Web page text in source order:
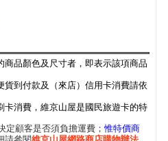
品顏色及尺寸者，即表示該項商品
貨到付款及（來店）信用卡消費請依
卡消費，維京山屋是國民旅遊卡的特
定顧客是否須負擔運費；惟特價商